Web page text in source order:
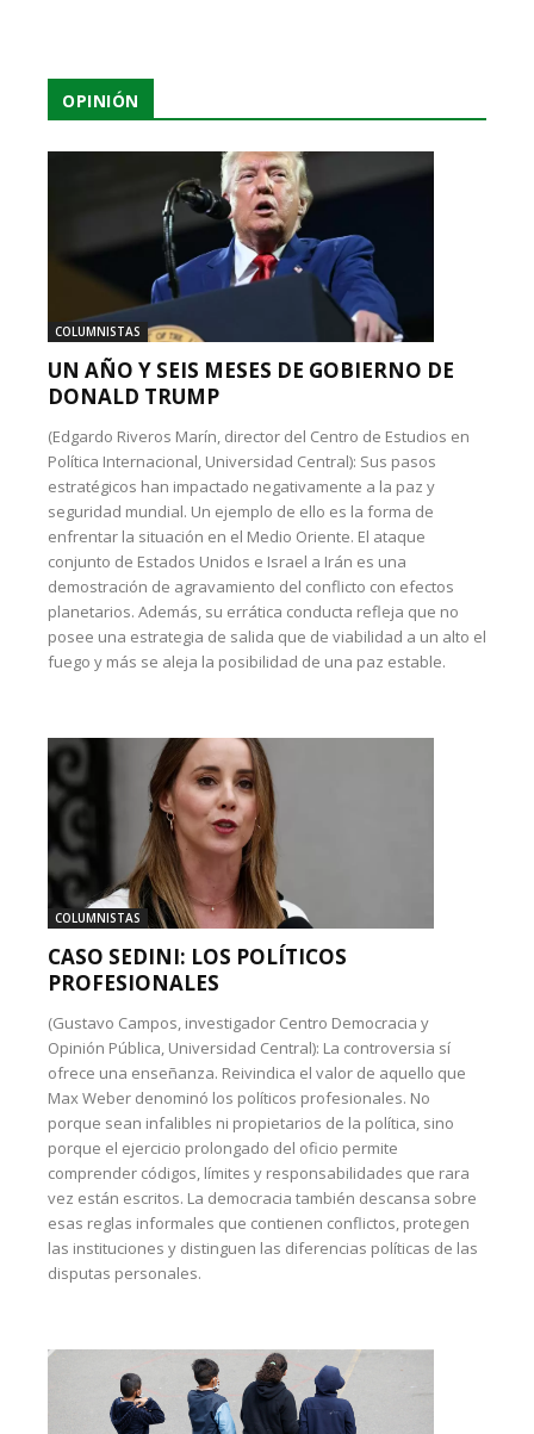
OPINIÓN
COLUMNISTAS
UN AÑO Y SEIS MESES DE GOBIERNO DE
DONALD TRUMP
(Edgardo Riveros Marín, director del Centro de Estudios en
Política Internacional, Universidad Central): Sus pasos
estratégicos han impactado negativamente a la paz y
seguridad mundial. Un ejemplo de ello es la forma de
enfrentar la situación en el Medio Oriente. El ataque
conjunto de Estados Unidos e Israel a Irán es una
demostración de agravamiento del conflicto con efectos
planetarios. Además, su errática conducta refleja que no
posee una estrategia de salida que de viabilidad a un alto el
fuego y más se aleja la posibilidad de una paz estable.
COLUMNISTAS
CASO SEDINI: LOS POLÍTICOS
PROFESIONALES
(Gustavo Campos, investigador Centro Democracia y
Opinión Pública, Universidad Central): La controversia sí
ofrece una enseñanza. Reivindica el valor de aquello que
Max Weber denominó los políticos profesionales. No
porque sean infalibles ni propietarios de la política, sino
porque el ejercicio prolongado del oficio permite
comprender códigos, límites y responsabilidades que rara
vez están escritos. La democracia también descansa sobre
esas reglas informales que contienen conflictos, protegen
las instituciones y distinguen las diferencias políticas de las
disputas personales.